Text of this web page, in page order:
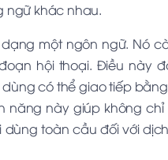
ngữ khác nhau.
một ngôn ngữ. Nó
hội thoại. Điều này
có thể giao tiếp
này giúp không chỉ
toàn cầu đối với